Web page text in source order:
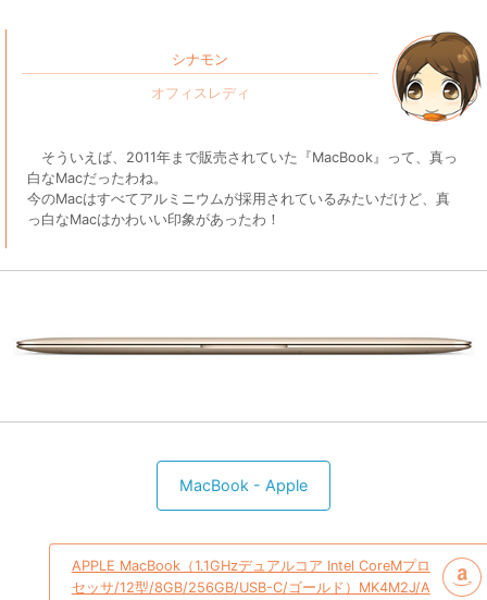
シナモン
そういえば、2011年まで販売されていた『MacBook』って、真っ
白なMacだったわね。
今のMacはすべてアルミニウムが採用されているみたいだけど、真
っ白なMacはかわいい印象があったわ！
MacBook - Apple
APPLE MacBook（1.1GHzデュアルコア Intel CoreMプロ
セッサ/12型/8GB/256GB/USB-C/ゴールド）MK4M2J/A